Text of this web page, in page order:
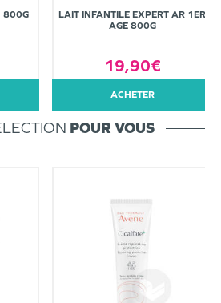
800G
LAIT INFANTILE EXPERT AR 1ER
AGE 800G
19,90€
ACHETER
POUR VOUS